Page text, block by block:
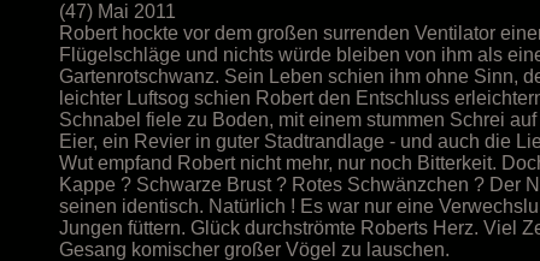
(47) Mai 2011
Robert hockte vor dem großen surrenden Ventilator
Flügelschläge und nichts würde bleiben von ihm als
Gartenrotschwanz. Sein Leben schien ihm ohne Sinn,
leichter Luftsog schien Robert den Entschluss
Schnabel fiele zu Boden, mit einem stummen Schrei
Eier, ein Revier in guter Stadtrandlage - und auch die
Wut empfand Robert nicht mehr, nur noch Bitterkeit.
Kappe ? Schwarze Brust ? Rotes Schwänzchen ? Der
seinen identisch. Natürlich ! Es war nur eine
Jungen füttern. Glück durchströmte Roberts Herz. Viel
Gesang komischer großer Vögel zu lauschen.